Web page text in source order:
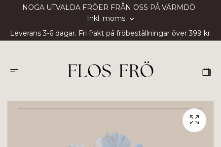
NOGA UTVALDA FRÖER FRÅN OSS PÅ VÄRMDÖ
Inkl. moms
Leverans 3-6 dagar. Fri frakt på fröbeställningar över 399 kr.